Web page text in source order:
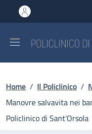
al contenuto principale
to footer content
Briciole di
Home / Il Policlinico /
Manovre salvavita nei
Policlinico di Sant’Orsola